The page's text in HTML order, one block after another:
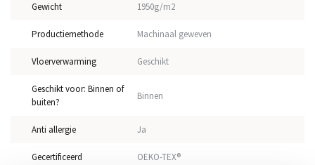
Gewicht 1950g/m2
Productiemethode Machinaal geweven
Vloerverwarming Geschikt
Geschikt voor: Binnen of
buiten?
Binnen
Anti allergie Ja
Gecertificeerd OEKO-TEX®